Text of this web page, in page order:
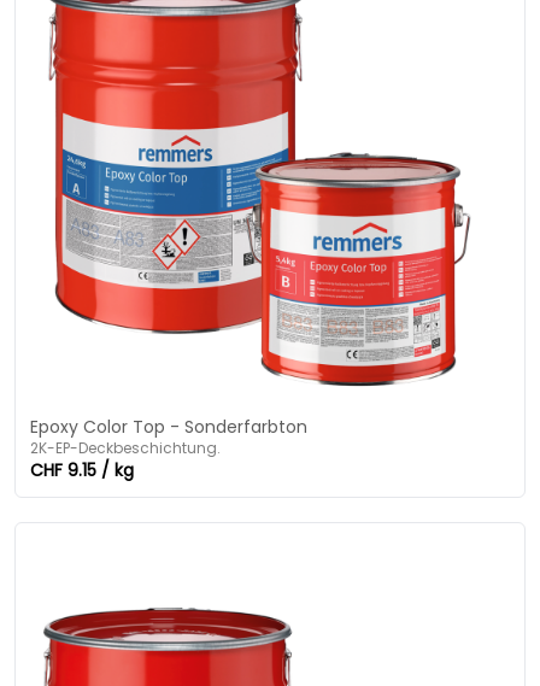
Epoxy Color Top - Sonderfarbton
2K-EP-Deckbeschichtung.
CHF 9.15 / kg